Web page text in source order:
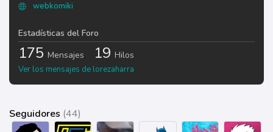
webkomiki
Estadísticas del Foro
175 Mensajes 19 Hilos
Ver los mensajes de lorezaharra
Seguidores (44)